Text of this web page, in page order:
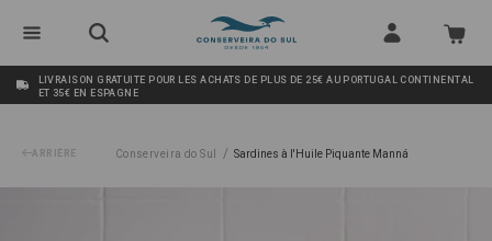
LIVRAISON GRATUITE POUR LES ACHATS DE PLUS DE 25€ AU PORTUGAL CONTINENTAL
ET 35€ EN ESPAGNE
ARRIÈRE Conserveira do Sul / Sardines à l'Huile Piquante Manná